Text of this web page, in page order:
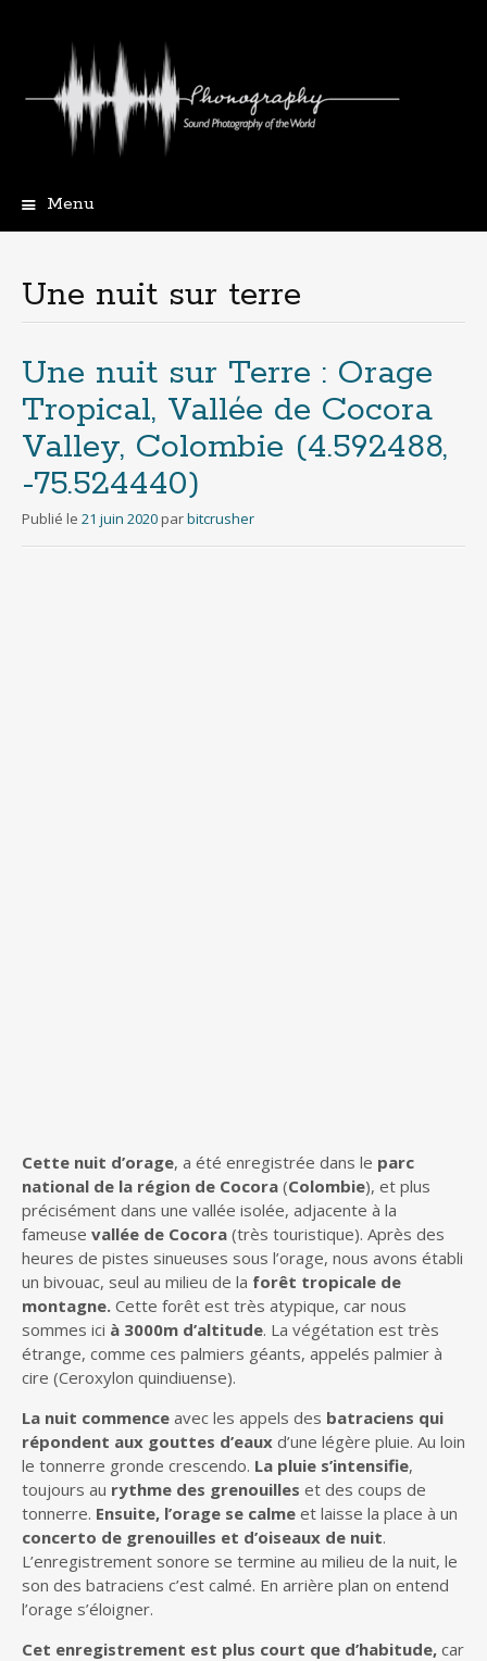
Menu
principal
Une nuit sur terre
Une nuit sur Terre : Orage
Tropical, Vallée de Cocora
Valley, Colombie (4​.​592488,
-75​.​524440)
Publié le 21 juin 2020 parbitcrusher
Cette nuit d’orage, a été enregistrée dans le parc
national de la région de Cocora (Colombie), et plus
précisément dans une vallée isolée, adjacente à la
fameuse vallée de Cocora (très touristique). Après des
heures de pistes sinueuses sous l’orage, nous avons établi
un bivouac, seul au milieu de la forêt tropicale de
montagne. Cette forêt est très atypique, car nous
sommes ici à 3000m d’altitude. La végétation est très
étrange, comme ces palmiers géants, appelés palmier à
cire (Ceroxylon quindiuense).
La nuit commence avec les appels des batraciens qui
répondent aux gouttes d’eaux d’une légère pluie. Au loin
le tonnerre gronde crescendo. La pluie s’intensifie,
toujours au rythme des grenouilles et des coups de
tonnerre. Ensuite, l’orage se calme et laisse la place à un
concerto de grenouilles et d’oiseaux de nuit.
L’enregistrement sonore se termine au milieu de la nuit, le
son des batraciens c’est calmé. En arrière plan on entend
l’orage s’éloigner.
Cet enregistrement est plus court que d’habitude, car